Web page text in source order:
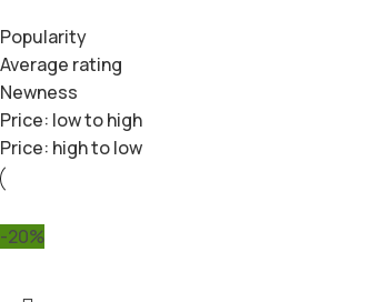
Popularity
Average rating
Newness
Price: low to high
Price: high to low
-20%